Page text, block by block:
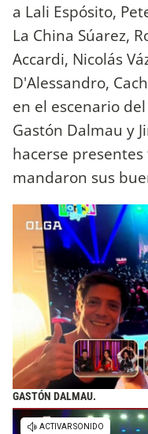
a Lali Espósito,
La China Súarez,
Accardi, Nicolás
D'Alessandro,
en el escenario
Gastón Dalmau y
hacerse
mandaron sus
GASTÓN DALMAU.